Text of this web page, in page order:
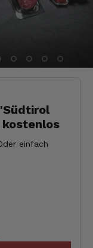
kostenlos
einfach